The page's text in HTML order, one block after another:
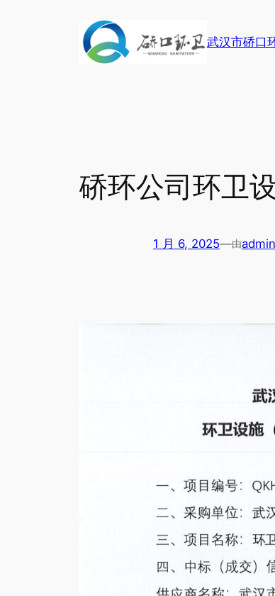
武汉市硚口
硚环公司环卫
1 月 6, 2025—由admin